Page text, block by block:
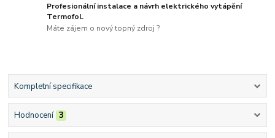
Profesionální instalace a návrh elektrického vytápění
Termofol.
Máte zájem o nový topný zdroj ?
Kompletní specifikace
Hodnocení 3